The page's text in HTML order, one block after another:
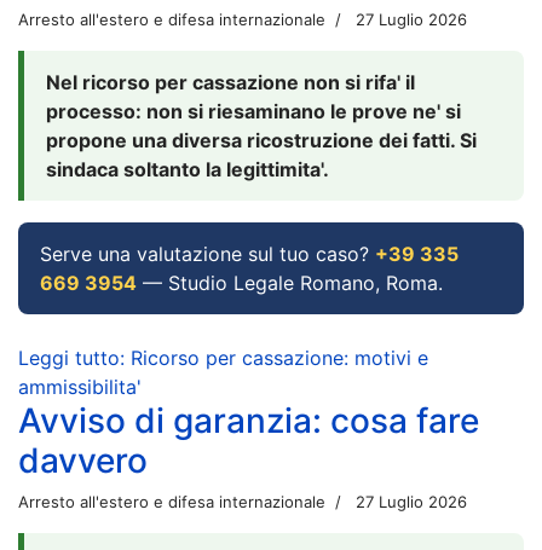
Arresto all'estero e difesa internazionale 27 Luglio 2026
Nel ricorso per cassazione non si rifa' il
processo: non si riesaminano le prove ne' si
propone una diversa ricostruzione dei fatti. Si
sindaca soltanto la legittimita'.
Serve una valutazione sul tuo caso? +39 335
669 3954 — Studio Legale Romano, Roma.
Leggi tutto: Ricorso per cassazione: motivi e
ammissibilita'
Avviso di garanzia: cosa fare
davvero
Arresto all'estero e difesa internazionale 27 Luglio 2026